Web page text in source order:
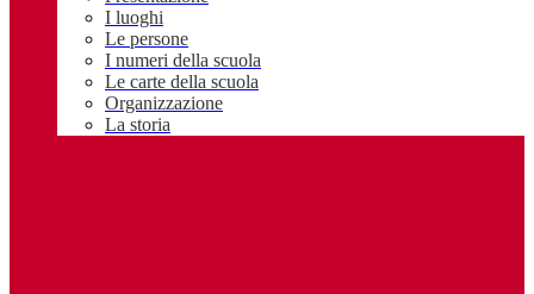
I luoghi
Le persone
I numeri della scuola
Le carte della scuola
Organizzazione
La storia